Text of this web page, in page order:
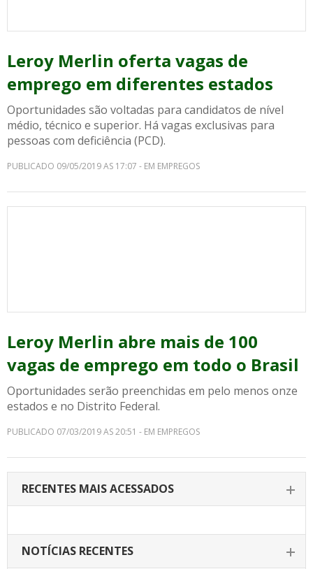
Leroy Merlin oferta vagas de
emprego em diferentes estados
Oportunidades são voltadas para candidatos de nível
médio, técnico e superior. Há vagas exclusivas para
pessoas com deficiência (PCD).
PUBLICADO 09/05/2019 AS 17:07 - EM EMPREGOS
Leroy Merlin abre mais de 100
vagas de emprego em todo o Brasil
Oportunidades serão preenchidas em pelo menos onze
estados e no Distrito Federal.
PUBLICADO 07/03/2019 AS 20:51 - EM EMPREGOS
RECENTES MAIS ACESSADOS
NOTÍCIAS RECENTES